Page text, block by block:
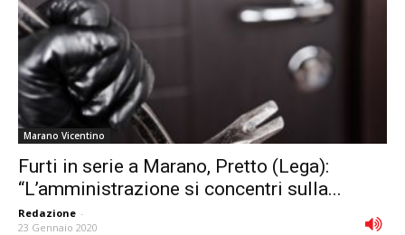
Marano Vicentino
Furti in serie a Marano, Pretto (Lega):
“L’amministrazione si concentri sulla...
Redazione -
23 Gennaio 2020